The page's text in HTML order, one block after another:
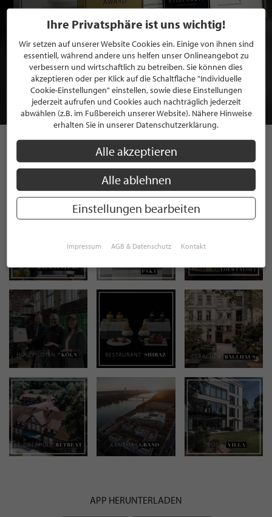
BEWERBEN SIE SICH FÜR EINE GRATIS
MITGLIEDSCHAFT BEI STILPUNKTE®
JETZT GRATIS BEWERBEN
STILPUNKTE AUF
INSTAGRAM
APP HERUNTERLADEN
Ihre Privatsphäre ist uns wichtig!
Wir setzen auf unserer Website Cookies ein. Einige von ihnen sind
essentiell, während andere uns helfen unser Onlineangebot zu
verbessern und wirtschaftlich zu betreiben. Sie können dies
akzeptieren oder per Klick auf die Schaltfläche "Individuelle
Cookie-Einstellungen" einstellen, sowie diese Einstellungen
jederzeit aufrufen und Cookies auch nachträglich jederzeit
abwählen (z.B. im Fußbereich unserer Website). Nähere Hinweise
erhalten Sie in unserer Datenschutzerklärung.
Alle akzeptieren
Alle ablehnen
Einstellungen bearbeiten
Impressum AGB & Datenschutz Kontakt